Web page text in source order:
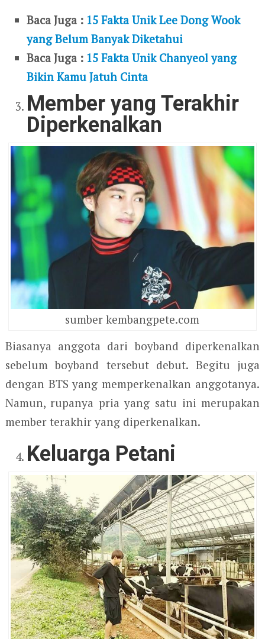
Baca Juga : 15 Fakta Unik Lee Dong Wook
yang Belum Banyak Diketahui
Baca Juga : 15 Fakta Unik Chanyeol yang
Bikin Kamu Jatuh Cinta
Member yang Terakhir
Diperkenalkan
sumber kembangpete.com
Biasanya anggota dari boyband diperkenalkan
sebelum boyband tersebut debut. Begitu juga
dengan BTS yang memperkenalkan anggotanya.
Namun, rupanya pria yang satu ini merupakan
member terakhir yang diperkenalkan.
Keluarga Petani